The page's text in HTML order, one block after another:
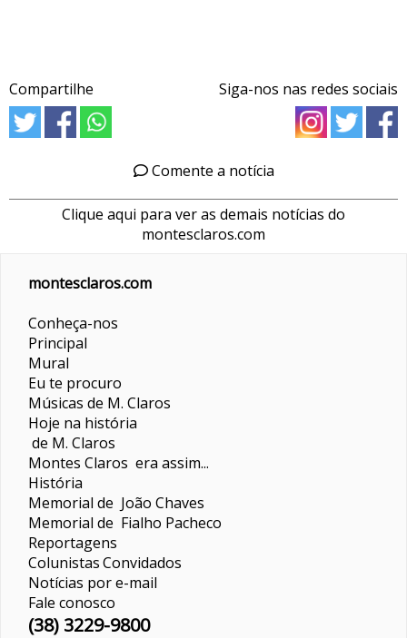
Compartilhe Siga-nos nas redes sociais
Comente a notícia
Clique aqui para ver as demais notícias do
montesclaros.com
montesclaros.com
Conheça-nos
Principal
Mural
Eu te procuro
Músicas de M. Claros
Hoje na história
de M. Claros
Montes Claros era assim...
História
Memorial de João Chaves
Memorial de Fialho Pacheco
Reportagens
ColunistasConvidados
Notícias por e-mail
Fale conosco
(38) 3229-9800